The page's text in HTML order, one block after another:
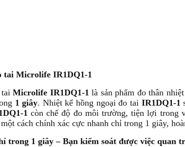
tai Microlife IR1DQ1-1
Microlife IR1DQ1-1 là sản phẩm đo thân
1 giây. Nhiệt kế hồng ngoại đo tai IR1DQ1-1
1 còn chế độ đo môi trường, tiện lợi trong
cách chính xác cực nhanh chỉ trong 1 giây,
trong 1 giây – Bạn kiểm soát được việc quan